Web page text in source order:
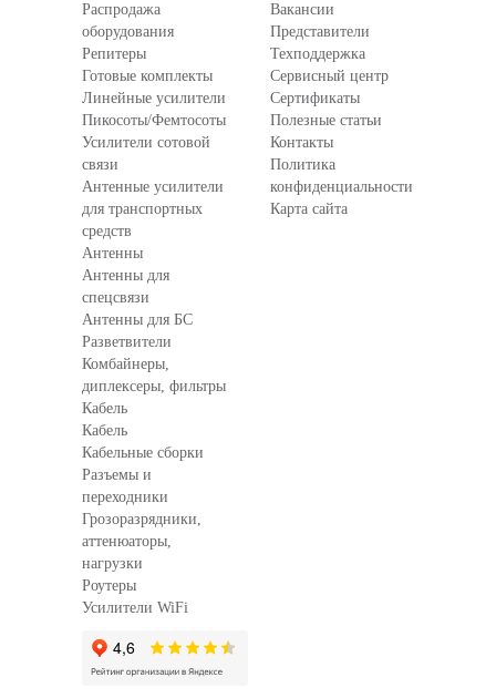
Распродажа
оборудования
Репитеры
Готовые комплекты
Линейные усилители
Пикосоты/Фемтосоты
Усилители сотовой
связи
Антенные усилители
для транспортных
средств
Антенны
Антенны для
спецсвязи
Антенны для БС
Разветвители
Комбайнеры,
диплексеры, фильтры
Кабель
Кабель
Кабельные сборки
Разъемы и
переходники
Грозоразрядники,
аттенюаторы,
нагрузки
Роутеры
Усилители WiFi
Вакансии
Представители
Техподдержка
Сервисный центр
Сертификаты
Полезные статьи
Контакты
Политика
конфиденциальности
Карта сайта